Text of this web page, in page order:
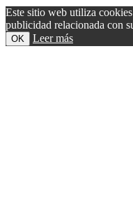
Este sitio web utiliza
publicidad relacionada con
OK Leer más